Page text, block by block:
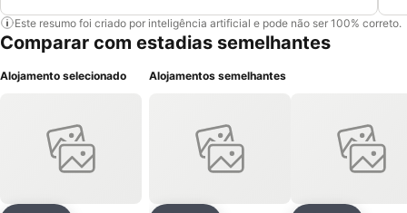
Este resumo foi criado por inteligência artificial e pode não ser 100% correto.
Comparar com estadias semelhantes
Alojamento selecionado Alojamentos semelhantes